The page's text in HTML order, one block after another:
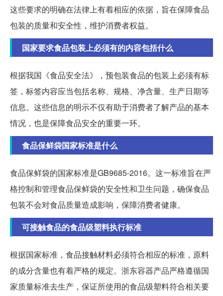
这些要求的明确在法律上有着相应的依据，旨在保障食品
包装的质量和安全性，维护消费者权益。
国家要求食品包装上必须有的内容包括什么
根据我国《食品安全法》，预包装食品的包装上必须有标
签，标签内容应当包括名称、规格、净含量、生产日期等
信息。这些信息的明示不仅有助于消费者了解产品的基本
情况，也是保障食品安全的重要一环。
食品保鲜袋国家标准是什么
食品保鲜袋的国家标准是GB9685-2016。这一标准旨在严
格控制和管理食品保鲜袋的安全性和卫生问题，确保食品
包装不会对食品质量造成影响，保障消费者健康。
可接触食品的食品级塑料执行标准
根据国家标准，食品接触材料必须符合相应的标准，原料
的成分含量也有着严格的规定。浙东容器产品严格遵循国
家质量标准去生产，保证所使用的食品级塑料符合相关要